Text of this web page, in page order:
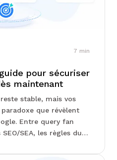
7 min
pour sécuriser
maintenant
stable, mais vos
que révèlent
Entre query fan
SEA, les règles du